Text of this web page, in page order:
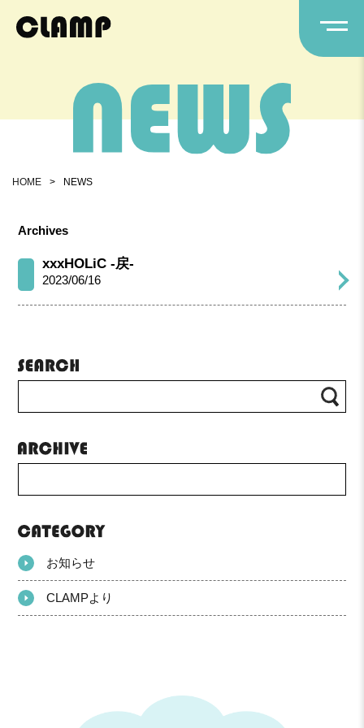
HOME > NEWS
Archives
xxxHOLiC -戻-
2023/06/16
お知らせ
CLAMPより